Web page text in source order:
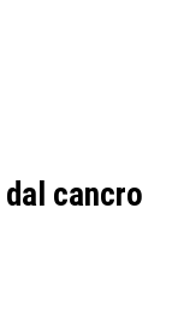
cancro